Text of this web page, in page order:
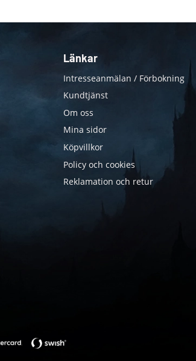
Länkar
Intresseanmälan / Förbokning
Kundtjänst
Om oss
Mina sidor
Köpvillkor
Policy och cookies
Reklamation och retur